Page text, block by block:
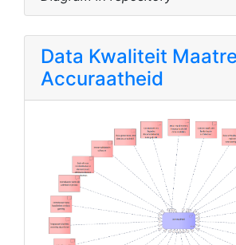
Data Kwaliteit
Accuraatheid